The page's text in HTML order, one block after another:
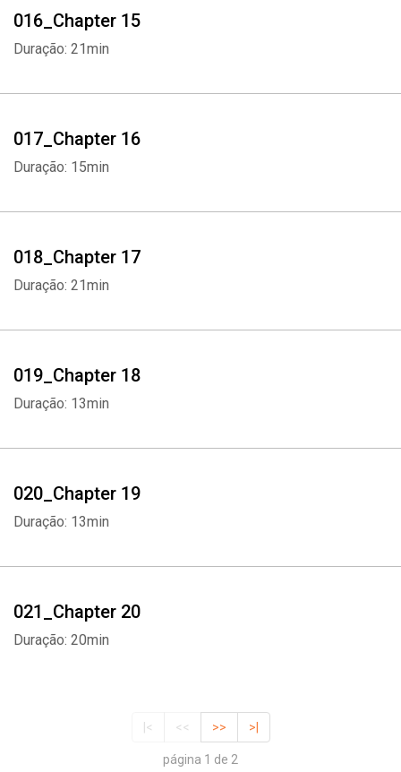
016_Chapter 15
Duração: 21min
017_Chapter 16
Duração: 15min
018_Chapter 17
Duração: 21min
019_Chapter 18
Duração: 13min
020_Chapter 19
Duração: 13min
021_Chapter 20
Duração: 20min
|< << >> >|
página 1 de 2